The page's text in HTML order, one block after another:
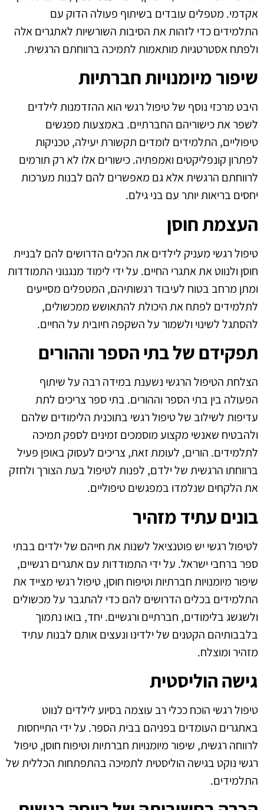
אקדמי. מטפלים עובדים בשיתוף פעולה הדוק עם
התלמידים כדי לזהות את הסיבות השורשיות לאתגרים אלה
ולפתח אסטרטגיות מותאמות לתמיכה ברווחתם הרגשית.
שיפור מיומנויות חברתיות
היבט מרכזי נוסף של טיפול רגשי הוא ההזדמנות לילדים
לשפר את כישוריהם החברתיים. באמצעות מפגשים
טיפוליים, התלמידים לומדים תקשורת יעילה, טכניקות
לפתרון קונפליקטים ואמפתיה. כישורים אלו לא רק תורמים
לרווחתם הרגשית אלא גם מאפשרים להם לבנות מערכות
יחסים בריאות יותר עם בני גילם.
העצמת חוסן
טיפול רגשי מעניק לילדים את הכלים הדרושים להם לבניית
חוסן ולנווט את אתגרי החיים. על ידי לימוד מנגנוני התמודדות
ומתן מרחב בטוח לעיבוד רגשותיהם, המטפלים מסייעים
לתלמידים לפתח את היכולת להתאושש ממכשולים,
להסתגל לשינוי ולשמור על השקפה חיובית על החיים.
תפקידם של בתי הספר וההורים
הצלחת הטיפול הרגשי נשענת במידה רבה על שיתוף
הפעולה בין בתי הספר וההורים. בתי ספר צריכים לתת
עדיפות לשילוב של טיפול רגשי בתוכנית הלימודים שלהם
ולהבטיח שאנשי מקצוע מוסמכים זמינים לספק תמיכה
לתלמידים. הורים, לעומת זאת, צריכים לעסוק באופן פעיל
ברווחתו הרגשית של ילדם, לפנות לטיפול בעת הצורך ולחזק
את הלקחים שנלמדו במפגשים טיפוליים.
בונים עתיד מזהיר
לטיפול רגשי יש פוטנציאל לשנות את חייהם של ילדים בבתי
ספר ברחבי ישראל. על ידי התמודדות עם אתגרים רגשיים,
שיפור מיומנויות חברתיות וטיפוח חוסן, טיפול רגשי מצייד את
התלמידים בכלים הדרושים להם כדי להתגבר על מכשולים
ולשגשג בלימודים, חברתיים ורגשיים. יחד, בואו נתמוך
בלבבותיהם הקטנים של ילדינו ונעצים אותם לבנות עתיד
מזהיר ומוצלח.
גישה הוליסטית
טיפול רגשי הוכח ככלי רב עוצמה בסיוע לילדים לנווט
באתגרים העומדים בפניהם בבית הספר. על ידי התייחסות
לרווחה רגשית, שיפור מיומנויות חברתיות וטיפוח חוסן, טיפול
רגשי נוקט בגישה הוליסטית לתמיכה בהתפתחות הכללית של
התלמידים.